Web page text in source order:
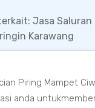
Jasa Saluran
Karawang
Piring Mampet
anda